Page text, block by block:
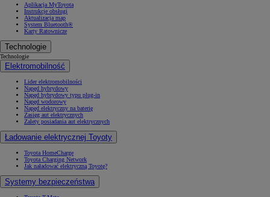
Aplikacja MyToyota
Instrukcje obsługi
Aktualizacja map
System Bluetooth®
Karty Ratownicze
Technologie
Technologie
Elektromobilność
Lider elektromobilności
Napęd hybrydowy
Napęd hybrydowy typu plug-in
Napęd wodorowy
Napęd elektryczny na baterię
Zasięg aut elektrycznych
Zalety posiadania aut elektrycznych
Ładowanie elektrycznej Toyoty
Toyota HomeCharge
Toyota Charging Network
Jak naładować elektryczną Toyotę?
Systemy bezpieczeństwa